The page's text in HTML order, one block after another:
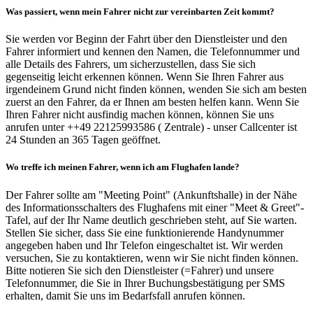
Was passiert, wenn mein Fahrer nicht zur vereinbarten Zeit kommt?
Sie werden vor Beginn der Fahrt über den Dienstleister und den
Fahrer informiert und kennen den Namen, die Telefonnummer und
alle Details des Fahrers, um sicherzustellen, dass Sie sich
gegenseitig leicht erkennen können. Wenn Sie Ihren Fahrer aus
irgendeinem Grund nicht finden können, wenden Sie sich am besten
zuerst an den Fahrer, da er Ihnen am besten helfen kann. Wenn Sie
Ihren Fahrer nicht ausfindig machen können, können Sie uns
anrufen unter ++49 22125993586 ( Zentrale) - unser Callcenter ist
24 Stunden an 365 Tagen geöffnet.
Wo treffe ich meinen Fahrer, wenn ich am Flughafen lande?
Der Fahrer sollte am "Meeting Point" (Ankunftshalle) in der Nähe
des Informationsschalters des Flughafens mit einer "Meet & Greet"-
Tafel, auf der Ihr Name deutlich geschrieben steht, auf Sie warten.
Stellen Sie sicher, dass Sie eine funktionierende Handynummer
angegeben haben und Ihr Telefon eingeschaltet ist. Wir werden
versuchen, Sie zu kontaktieren, wenn wir Sie nicht finden können.
Bitte notieren Sie sich den Dienstleister (=Fahrer) und unsere
Telefonnummer, die Sie in Ihrer Buchungsbestätigung per SMS
erhalten, damit Sie uns im Bedarfsfall anrufen können.